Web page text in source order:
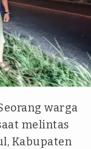
warga
melintas
Kabupaten